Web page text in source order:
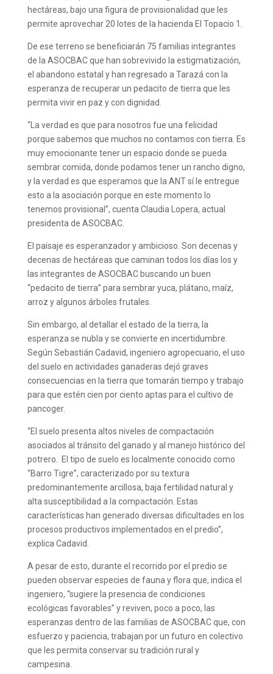
hectáreas, bajo una figura de provisionalidad que les
permite aprovechar 20 lotes de la hacienda El Topacio 1.
De ese terreno se beneficiarán 75 familias integrantes
de la ASOCBAC que han sobrevivido la estigmatización,
el abandono estatal y han regresado a Tarazá con la
esperanza de recuperar un pedacito de tierra que les
permita vivir en paz y con dignidad.
“La verdad es que para nosotros fue una felicidad
porque sabemos que muchos no contamos con tierra. Es
muy emocionante tener un espacio donde se pueda
sembrar comida, donde podamos tener un rancho digno,
y la verdad es que esperamos que la ANT sí le entregue
esto a la asociación porque en este momento lo
tenemos provisional”, cuenta Claudia Lopera, actual
presidenta de ASOCBAC.
El paisaje es esperanzador y ambicioso. Son decenas y
decenas de hectáreas que caminan todos los días los y
las integrantes de ASOCBAC buscando un buen
“pedacito de tierra” para sembrar yuca, plátano, maíz,
arroz y algunos árboles frutales.
Sin embargo, al detallar el estado de la tierra, la
esperanza se nubla y se convierte en incertidumbre.
Según Sebastián Cadavid, ingeniero agropecuario, el uso
del suelo en actividades ganaderas dejó graves
consecuencias en la tierra que tomarán tiempo y trabajo
para que estén cien por ciento aptas para el cultivo de
pancoger.
“El suelo presenta altos niveles de compactación
asociados al tránsito del ganado y al manejo histórico del
potrero. El tipo de suelo es localmente conocido como
“Barro Tigre”, caracterizado por su textura
predominantemente arcillosa, baja fertilidad natural y
alta susceptibilidad a la compactación. Estas
características han generado diversas dificultades en los
procesos productivos implementados en el predio”,
explica Cadavid.
A pesar de esto, durante el recorrido por el predio se
pueden observar especies de fauna y flora que, indica el
ingeniero, “sugiere la presencia de condiciones
ecológicas favorables” y reviven, poco a poco, las
esperanzas dentro de las familias de ASOCBAC que, con
esfuerzo y paciencia, trabajan por un futuro en colectivo
que les permita conservar su tradición rural y
campesina.